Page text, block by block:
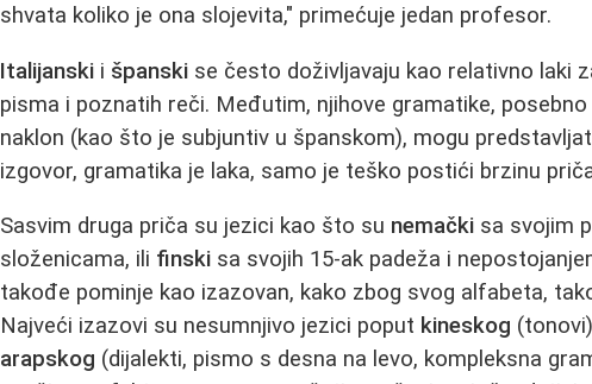
shvata koliko je ona slojevita," primećuje jedan profesor.
Italijanski i španski se često doživljavaju kao relativno laki
pisma i poznatih reči. Međutim, njihove gramatike,
naklon (kao što je subjuntiv u španskom), mogu
izgovor, gramatika je laka, samo je teško postići brzinu
Sasvim druga priča su jezici kao što su nemački sa svojim
složenicama, ili finski sa svojih 15-ak padeža i
takođe pominje kao izazovan, kako zbog svog alfabeta,
Najveći izazovi su nesumnjivo jezici poput kineskog
arapskog (dijalekti, pismo s desna na levo, kompleksna